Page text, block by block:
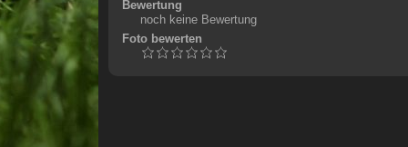
Bewertung
noch keine Bewertung
Foto bewerten